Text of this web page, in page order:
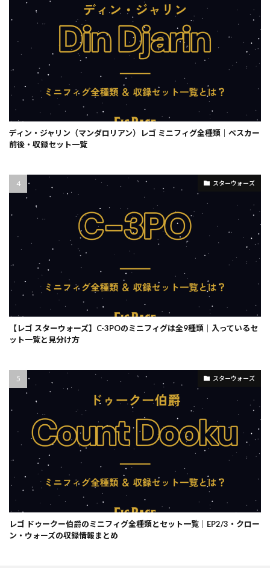
ディン・ジャリン（マンダロリアン）レゴ ミニフィグ全種類｜ベスカー
前後・収録セット一覧
スターウォーズ
【レゴ スターウォーズ】C-3POのミニフィグは全9種類｜入っているセ
ット一覧と見分け方
スターウォーズ
レゴ ドゥークー伯爵のミニフィグ全種類とセット一覧｜EP2/3・クロー
ン・ウォーズの収録情報まとめ